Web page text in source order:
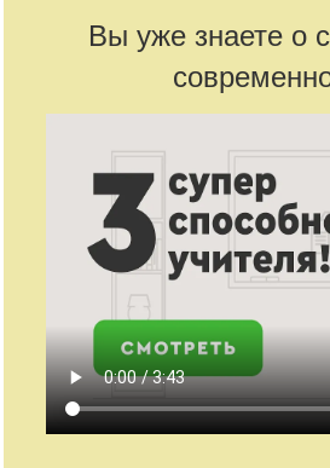
Вы уже знаете о